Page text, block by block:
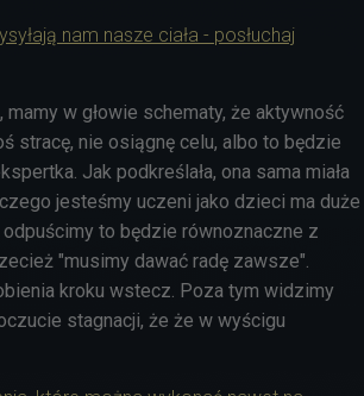
nam nasze ciała - posłuchaj
w głowie schematy, że aktywność
stracę, nie osiągnę celu, albo to będzie
Jak podkreślała, ona sama miała
jesteśmy uczeni jako dzieci ma duże
to będzie równoznaczne z
"musimy dawać radę zawsze".
kroku wstecz. Poza tym widzimy
stagnacji, że że w wyścigu